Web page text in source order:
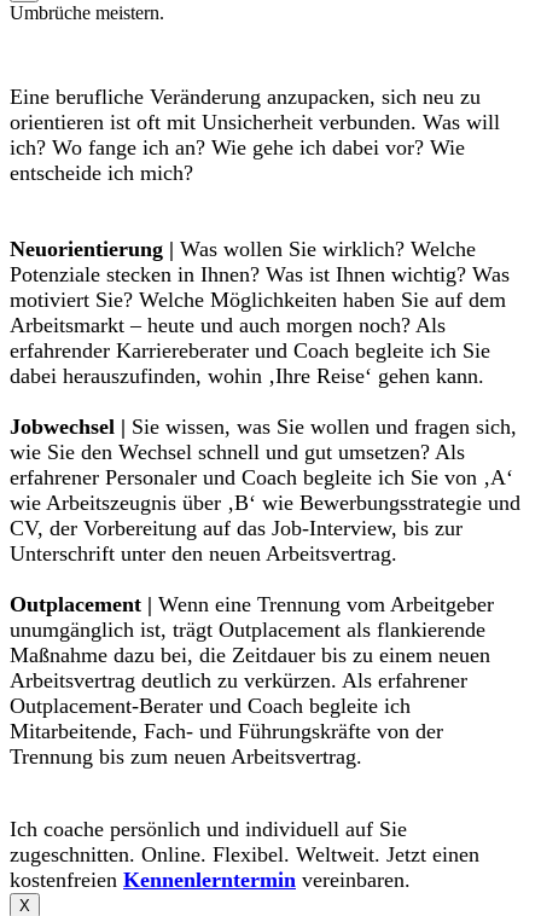
Umbrüche meistern.
Eine berufliche Veränderung anzupacken, sich neu zu
orientieren ist oft mit Unsicherheit verbunden. Was will
ich? Wo fange ich an? Wie gehe ich dabei vor? Wie
entscheide ich mich?
Neuorientierung | Was wollen Sie wirklich? Welche
Potenziale stecken in Ihnen? Was ist Ihnen wichtig? Was
motiviert Sie? Welche Möglichkeiten haben Sie auf dem
Arbeitsmarkt – heute und auch morgen noch? Als
erfahrender Karriereberater und Coach begleite ich Sie
dabei herauszufinden, wohin ‚Ihre Reise‘ gehen kann.
Jobwechsel | Sie wissen, was Sie wollen und fragen sich,
wie Sie den Wechsel schnell und gut umsetzen? Als
erfahrener Personaler und Coach begleite ich Sie von ‚A‘
wie Arbeitszeugnis über ‚B‘ wie Bewerbungsstrategie und
CV, der Vorbereitung auf das Job-Interview, bis zur
Unterschrift unter den neuen Arbeitsvertrag.
Outplacement | Wenn eine Trennung vom Arbeitgeber
unumgänglich ist, trägt Outplacement als flankierende
Maßnahme dazu bei, die Zeitdauer bis zu einem neuen
Arbeitsvertrag deutlich zu verkürzen. Als erfahrener
Outplacement-Berater und Coach begleite ich
Mitarbeitende, Fach- und Führungskräfte von der
Trennung bis zum neuen Arbeitsvertrag.
Ich coache persönlich und individuell auf Sie
zugeschnitten. Online. Flexibel. Weltweit. Jetzt einen
kostenfreien Kennenlerntermin vereinbaren.
X